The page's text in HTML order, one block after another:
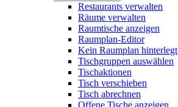
Restaurants verwalten
Räume verwalten
Raumtische anzeigen
Raumplan-Editor
Kein Raumplan hinterlegt
Tischgruppen auswählen
Tischaktionen
Tisch verschieben
Tisch abrechnen
Offene Tische anzeigen